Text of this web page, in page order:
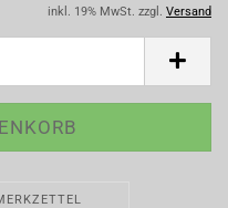
inkl. 19% MwSt. zzgl. Versand